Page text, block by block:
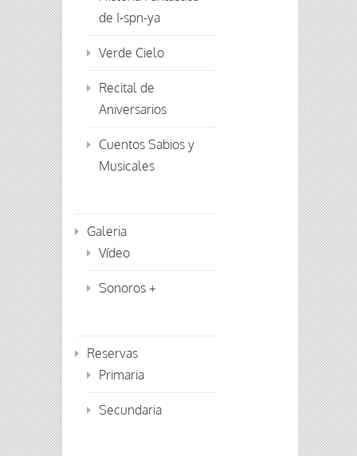
de I-spn-ya
Verde Cielo
Recital de
Aniversarios
Cuentos Sabios y
Musicales
Galeria
Vídeo
Sonoros +
Reservas
Primaria
Secundaria